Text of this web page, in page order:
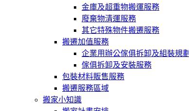
金庫及超重物搬運服務
廢棄物清運服務
其它特殊物件搬遷服務
搬遷加值服務
企業用辦公傢俱拆卸及組裝規劃
傢俱拆卸及安裝服務
包裝材料販售服務
搬遷服務區域
搬家小知識